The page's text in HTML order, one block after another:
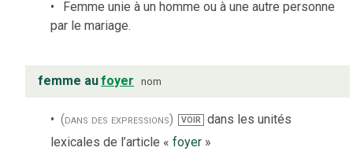
Femme unie à un homme ou à une autre personne
par le mariage.
femme aufoyer nom
(dans des expressions) VOIR dans les unités
lexicales de l’article « foyer »